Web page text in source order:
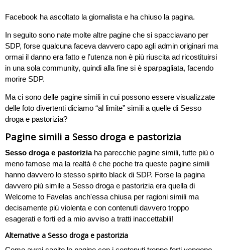
Facebook ha ascoltato la giornalista e ha chiuso la pagina.
In seguito sono nate molte altre pagine che si spacciavano per
SDP, forse qualcuna faceva davvero capo agli admin originari ma
ormai il danno era fatto e l’utenza non è più riuscita ad ricostituirsi
in una sola community, quindi alla fine si è sparpagliata, facendo
morire SDP.
Ma ci sono delle pagine simili in cui possono essere visualizzate
delle foto divertenti diciamo “al limite” simili a quelle di Sesso
droga e pastorizia?
Pagine simili a Sesso droga e pastorizia
Sesso droga e pastoriziaha parecchie pagine simili, tutte più o
meno famose ma la realtà è che poche tra queste pagine simili
hanno davvero lo stesso spirito black di SDP. Forse la pagina
davvero più simile a Sesso droga e pastorizia era quella di
Welcome to Favelas anch'essa chiusa per ragioni simili ma
decisamente più violenta e con contenuti davvero troppo
esagerati e forti ed a mio avviso a tratti inaccettabili!
Alternative a Sesso droga e pastorizia